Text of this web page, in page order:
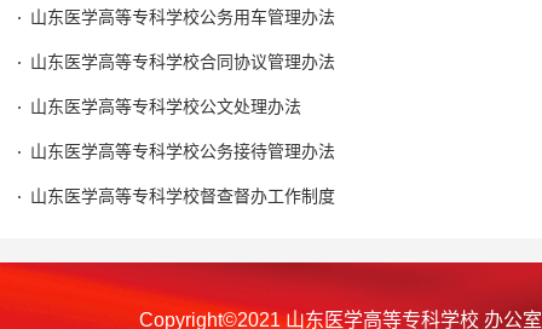
山东医学高等专科学校公务用车管理办法
山东医学高等专科学校合同协议管理办法
山东医学高等专科学校公文处理办法
山东医学高等专科学校公务接待管理办法
山东医学高等专科学校督查督办工作制度
Copyright©2021 山东医学高等专科学校 办公